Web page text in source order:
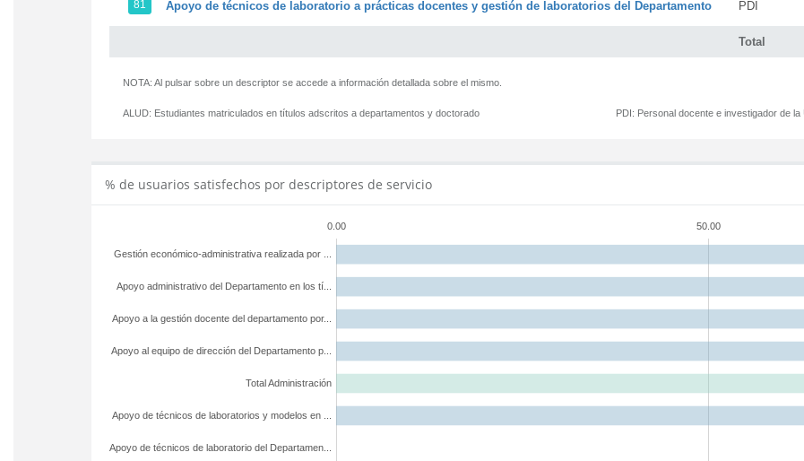
Total
81 Apoyo de técnicos de laboratorio a prácticas docentes y gestión de laboratorios del Departamento PDI
NOTA: Al pulsar sobre un descriptor se accede a información detallada sobre el mismo.
ALUD: Estudiantes matriculados en títulos adscritos a departamentos y doctorado PDI: Personal docente e investigador de la
% de usuarios satisfechos por descriptores de servicio
0.00 50.00
Apoyo de técnicos de laboratorio del Departamen...
Apoyo de técnicos de laboratorios y modelos en ...
Total Administración
Apoyo al equipo de dirección del Departamento p...
Apoyo a la gestión docente del departamento por...
Apoyo administrativo del Departamento en los tí...
Gestión económico-administrativa realizada por ...